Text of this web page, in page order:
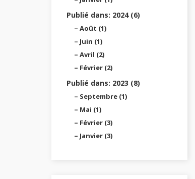
Publié dans: 2024 (6)
Août (1)
Juin (1)
Avril (2)
Février (2)
Publié dans: 2023 (8)
Septembre (1)
Mai (1)
Février (3)
Janvier (3)